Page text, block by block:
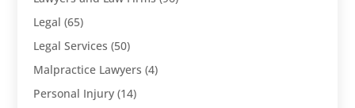
Legal (65)
Legal Services (50)
Malpractice Lawyers (4)
Personal Injury (14)